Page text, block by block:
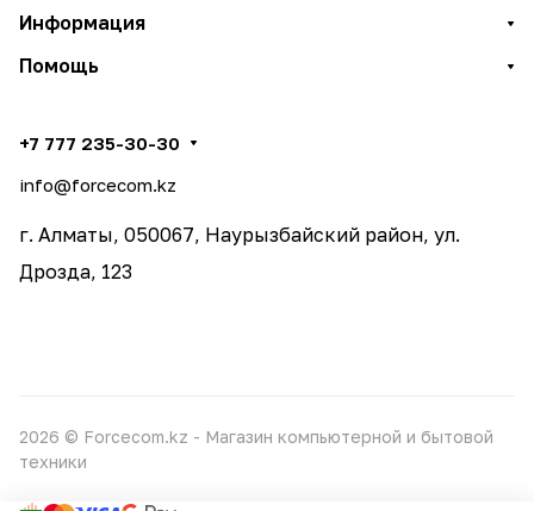
Информация
Помощь
+7 777 235-30-30
info@forcecom.kz
г. Алматы, 050067, Наурызбайский район, ул.
Дрозда, 123
2026 © Forcecom.kz - Магазин компьютерной и бытовой
техники